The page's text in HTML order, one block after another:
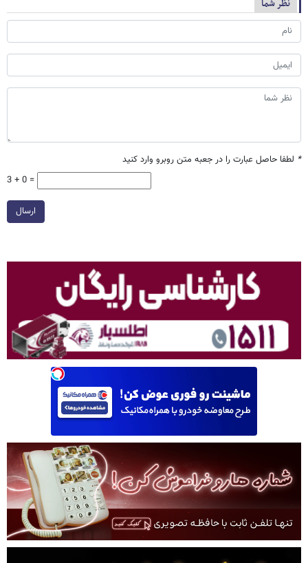
نظر شما
* لطفا حاصل عبارت را در جعبه متن روبرو وارد کنید
3 + 0 =
ارسال